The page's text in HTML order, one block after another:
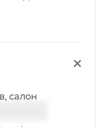
салон